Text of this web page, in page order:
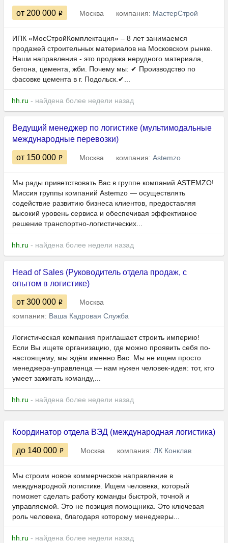
от 200 000 Москва компания: МастерСтрой
ИПК «МосСтройКомплектация» – 8 лет занимаемся
продажей строительных материалов на Московском рынке.
Наши направления - это продажа нерудного материала,
бетона, цемента, жби. Почему мы: ✔ Производство по
фасовке цемента в г. Подольск.✔...
hh.ru - найдена более недели назад
Ведущий менеджер по логистике (мультимодальные
международные перевозки)
от 150 000 Москва компания: Astemzo
Мы рады приветствовать Вас в группе компаний ASTEMZO!
Миссия группы компаний Astemzo — осуществлять
содействие развитию бизнеса клиентов, предоставляя
высокий уровень сервиса и обеспечивая эффективное
решение транспортно-логистических...
hh.ru - найдена более недели назад
Head of Sales (Руководитель отдела продаж, с
опытом в логистике)
от 300 000
Москва
компания: Ваша Кадровая Служба
Логистическая компания приглашает строить империю!
Если Вы ищете организацию, где можно проявить себя по-
настоящему, мы ждём именно Вас. Мы не ищем просто
менеджера-управленца — нам нужен человек-идея: тот, кто
умеет зажигать команду,...
hh.ru - найдена более недели назад
Координатор отдела ВЭД (международная логистика)
до 140 000 Москва компания: ЛК Конклав
Мы строим новое коммерческое направление в
международной логистике. Ищем человека, который
поможет сделать работу команды быстрой, точной и
управляемой. Это не позиция помощника. Это ключевая
роль человека, благодаря которому менеджеры...
hh.ru - найдена более недели назад